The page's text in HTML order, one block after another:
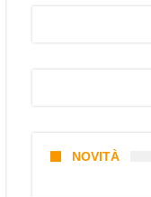
NOVITÀ